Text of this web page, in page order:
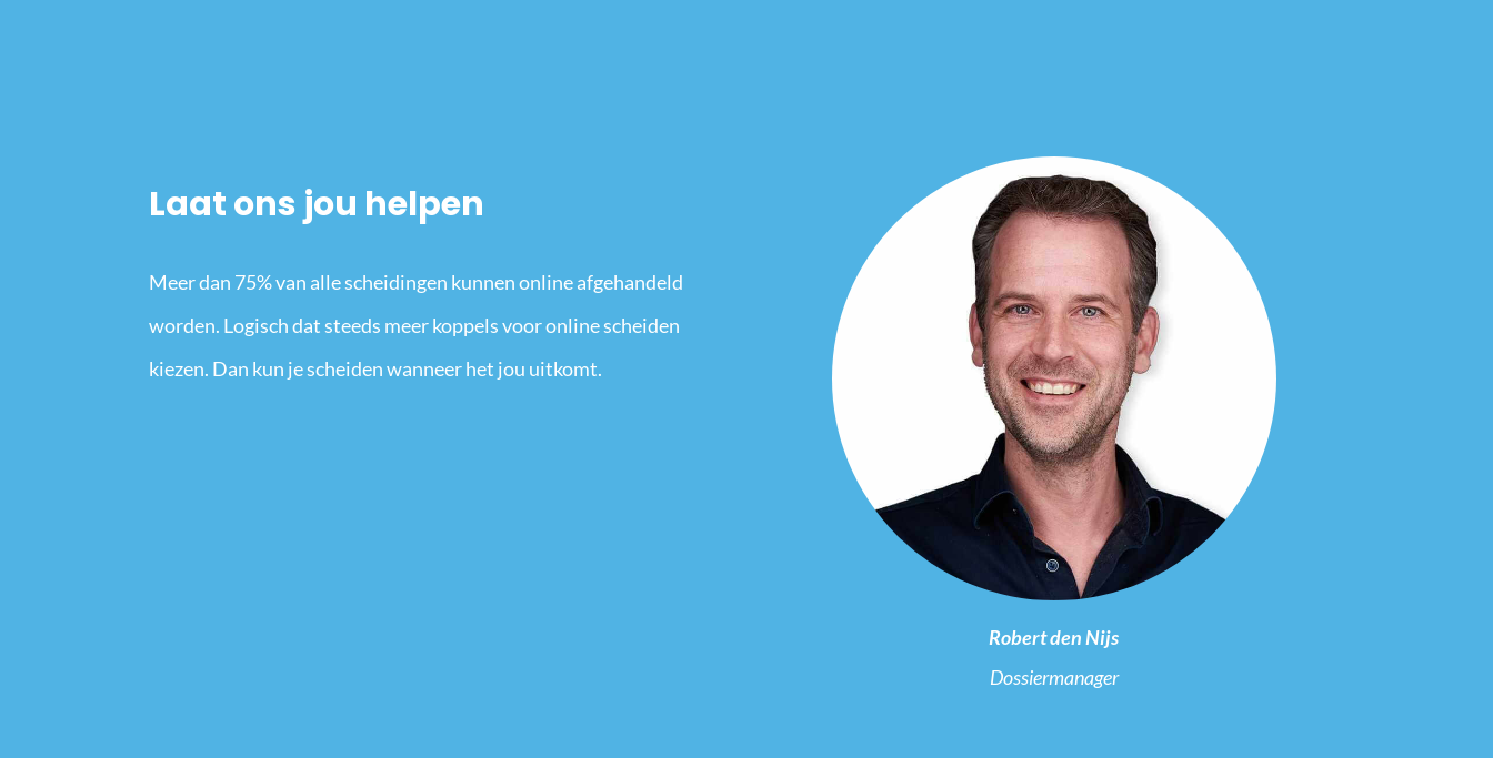
Laat ons jou helpen
Meer dan 75% van alle scheidingen kunnen online afgehandeld
worden. Logisch dat steeds meer koppels voor online scheiden
kiezen. Dan kun je scheiden wanneer het jou uitkomt.
Robert den Nijs
Dossiermanager